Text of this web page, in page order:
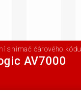
snímač čárového kódu
AV7000